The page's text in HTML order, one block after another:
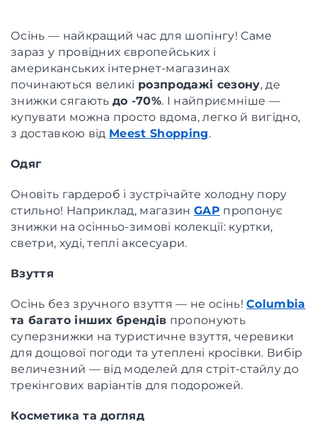
Осінь — найкращий час для шопінгу! Саме
зараз у провідних європейських і
американських інтернет-магазинах
починаються великі розпродажі сезону, де
знижки сягають до -70%. І найприємніше —
купувати можна просто вдома, легко й вигідно,
з доставкою від Meest Shopping.
Одяг
Оновіть гардероб і зустрічайте холодну пору
стильно! Наприклад, магазин GAP пропонує
знижки на осінньо-зимові колекції: куртки,
светри, худі, теплі аксесуари.
Взуття
Осінь без зручного взуття — не осінь!Columbia
та багато інших брендів пропонують
суперзнижки на туристичне взуття, черевики
для дощової погоди та утеплені кросівки. Вибір
величезний — від моделей для стріт-стайлу до
трекінгових варіантів для подорожей.
Косметика та догляд